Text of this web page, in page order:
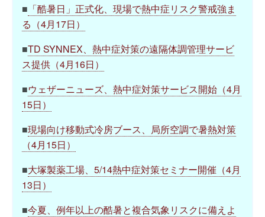
■ 「酷暑日」正式化、現場で熱中症リスク警戒強ま
る（4月17日）
■TD SYNNEX、熱中症対策の遠隔体調管理サービ
ス提供（4月16日）
■ウェザーニューズ、熱中症対策サービス開始（4月
15日）
■現場向け移動式冷房ブース、局所空調で暑熱対策
（4月15日）
■大塚製薬工場、5/14熱中症対策セミナー開催（4月
13日）
■今夏、例年以上の酷暑と複合気象リスクに備えよ